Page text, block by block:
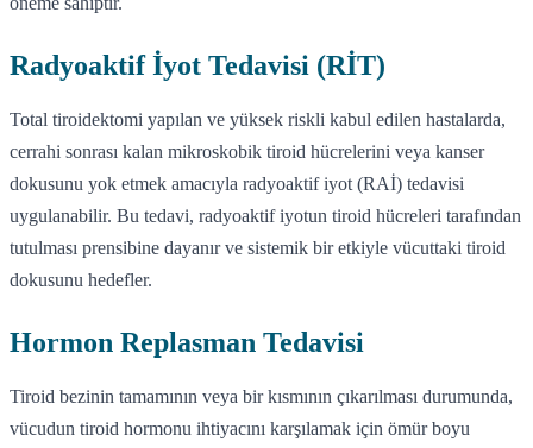
Radyoaktif İyot Tedavisi (RİT)
Total tiroidektomi yapılan ve yüksek riskli kabul edilen hastalarda,
cerrahi sonrası kalan mikroskobik tiroid hücrelerini veya kanser
dokusunu yok etmek amacıyla radyoaktif iyot (RAİ) tedavisi
uygulanabilir. Bu tedavi, radyoaktif iyotun tiroid hücreleri tarafından
tutulması prensibine dayanır ve sistemik bir etkiyle vücuttaki tiroid
dokusunu hedefler.
Hormon Replasman Tedavisi
Tiroid bezinin tamamının veya bir kısmının çıkarılması durumunda,
vücudun tiroid hormonu ihtiyacını karşılamak için ömür boyu